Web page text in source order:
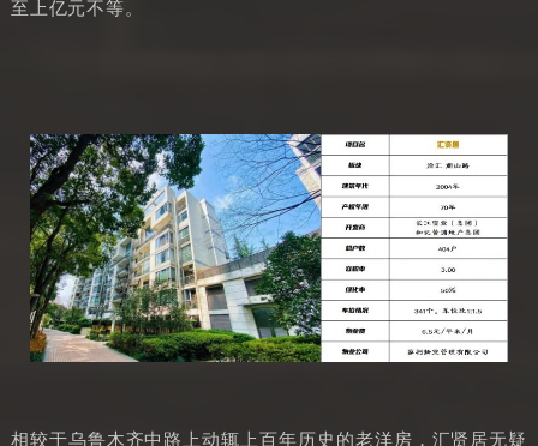
至上亿元不等。
相较于乌鲁木齐中路上动辄上百年历史的老洋房，汇贤居无疑